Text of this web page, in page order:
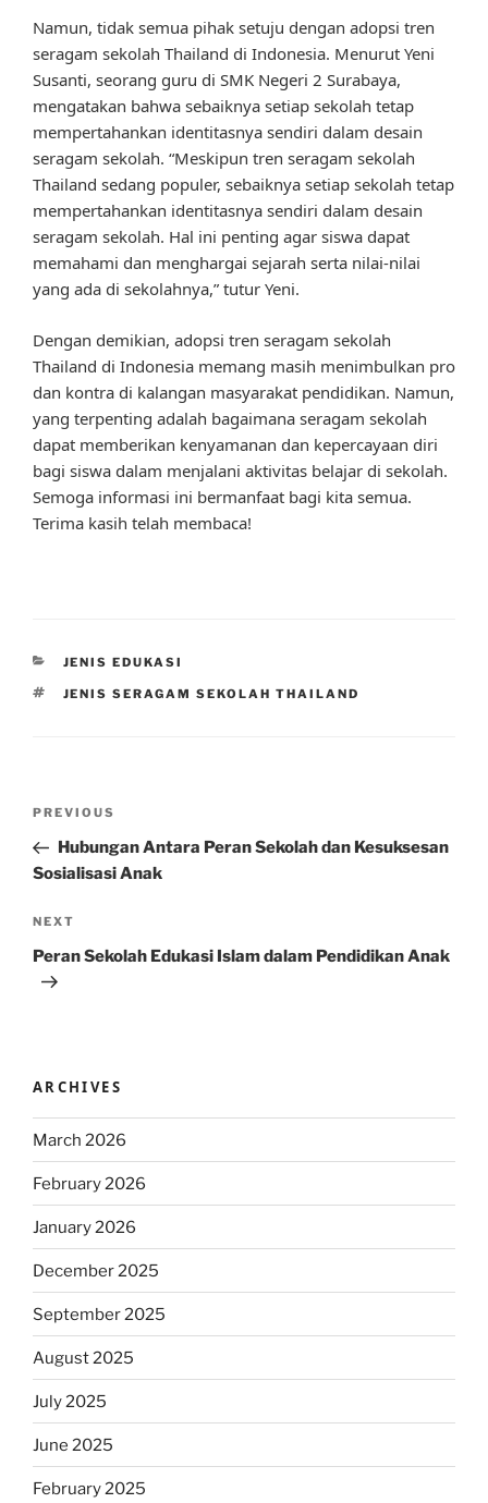
Namun, tidak semua pihak setuju dengan adopsi tren
seragam sekolah Thailand di Indonesia. Menurut Yeni
Susanti, seorang guru di SMK Negeri 2 Surabaya,
mengatakan bahwa sebaiknya setiap sekolah tetap
mempertahankan identitasnya sendiri dalam desain
seragam sekolah. “Meskipun tren seragam sekolah
Thailand sedang populer, sebaiknya setiap sekolah tetap
mempertahankan identitasnya sendiri dalam desain
seragam sekolah. Hal ini penting agar siswa dapat
memahami dan menghargai sejarah serta nilai-nilai
yang ada di sekolahnya,” tutur Yeni.
Dengan demikian, adopsi tren seragam sekolah
Thailand di Indonesia memang masih menimbulkan pro
dan kontra di kalangan masyarakat pendidikan. Namun,
yang terpenting adalah bagaimana seragam sekolah
dapat memberikan kenyamanan dan kepercayaan diri
bagi siswa dalam menjalani aktivitas belajar di sekolah.
Semoga informasi ini bermanfaat bagi kita semua.
Terima kasih telah membaca!
CATEGORIES
JENIS EDUKASI
TAGS
JENIS SERAGAM SEKOLAH THAILAND
Previous
Post
PREVIOUS
Hubungan Antara Peran Sekolah dan Kesuksesan
Sosialisasi Anak
Next
Post
NEXT
Peran Sekolah Edukasi Islam dalam Pendidikan Anak
ARCHIVES
March 2026
February 2026
January 2026
December 2025
September 2025
August 2025
July 2025
June 2025
February 2025